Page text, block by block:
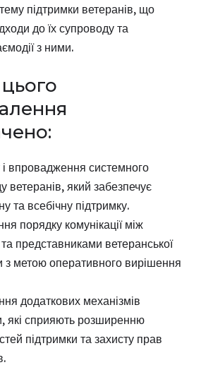
підтримки ветеранів, що
до їх супроводу та
з ними.
і впровадження системного
ветеранів, який забезпечує
та всебічну підтримку.
порядку комунікації між
представниками ветеранської
з метою оперативного вирішення
додаткових механізмів
які сприяють розширенню
підтримки та захисту прав